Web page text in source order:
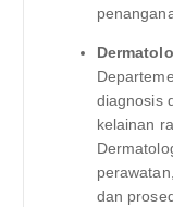
diagnosis
kelainan
dan